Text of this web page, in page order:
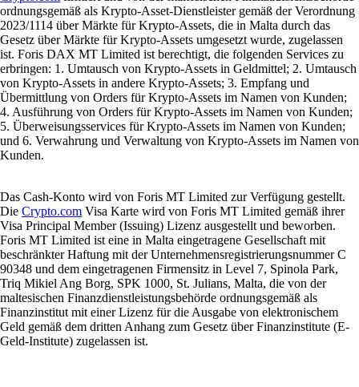
ordnungsgemäß als Krypto-Asset-Dienstleister gemäß der Verordnung
2023/1114 über Märkte für Krypto-Assets, die in Malta durch das
Gesetz über Märkte für Krypto-Assets umgesetzt wurde, zugelassen
ist. Foris DAX MT Limited ist berechtigt, die folgenden Services zu
erbringen: 1. Umtausch von Krypto-Assets in Geldmittel; 2. Umtausch
von Krypto-Assets in andere Krypto-Assets; 3. Empfang und
Übermittlung von Orders für Krypto-Assets im Namen von Kunden;
4. Ausführung von Orders für Krypto-Assets im Namen von Kunden;
5. Überweisungsservices für Krypto-Assets im Namen von Kunden;
und 6. Verwahrung und Verwaltung von Krypto-Assets im Namen von
Kunden.
Das Cash-Konto wird von Foris MT Limited zur Verfügung gestellt.
Die Crypto.com Visa Karte wird von Foris MT Limited gemäß ihrer
Visa Principal Member (Issuing) Lizenz ausgestellt und beworben.
Foris MT Limited ist eine in Malta eingetragene Gesellschaft mit
beschränkter Haftung mit der Unternehmensregistrierungsnummer C
90348 und dem eingetragenen Firmensitz in Level 7, Spinola Park,
Triq Mikiel Ang Borg, SPK 1000, St. Julians, Malta, die von der
maltesischen Finanzdienstleistungsbehörde ordnungsgemäß als
Finanzinstitut mit einer Lizenz für die Ausgabe von elektronischem
Geld gemäß dem dritten Anhang zum Gesetz über Finanzinstitute (E-
Geld-Institute) zugelassen ist.